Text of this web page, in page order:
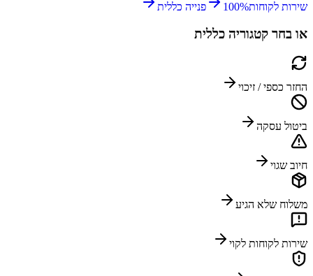
שירות לקוחות 100% פנייה כללית
או בחר קטגוריה כללית
החזר כספי / זיכוי
ביטול עסקה
חיוב שגוי
משלוח שלא הגיע
שירות לקוחות לקוי